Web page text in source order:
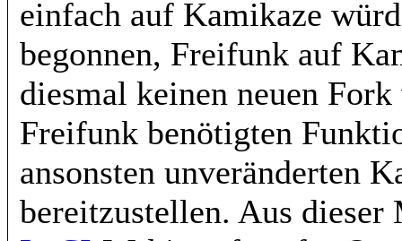
einfach auf Kamikaze
begonnen, Freifunk auf
diesmal keinen neuen
Freifunk benötigten
ansonsten unveränderten
bereitzustellen. Aus dieser